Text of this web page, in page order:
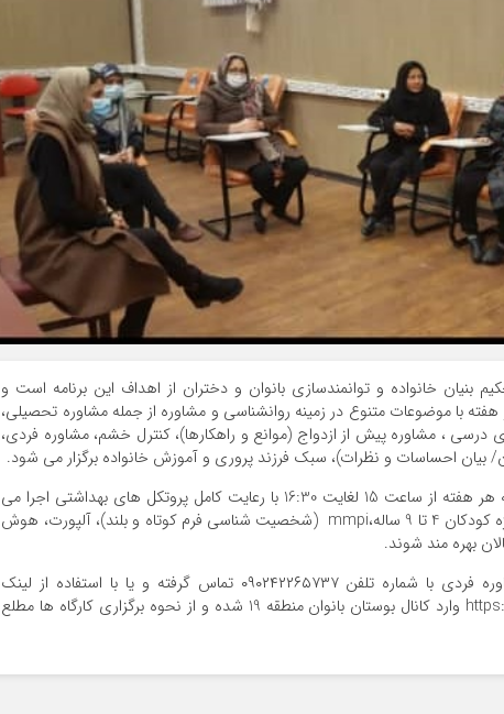
شهرداری منطقه 19،کمک به تحکیم بنیان خانواده و توانمندسازی بانوان و دختران از اهداف این برنامه است و
با موضوعات متنوع در زمینه روانشناسی و مشاوره از جمله مشاوره تحصيلي،
درسي ، مشاوره پيش از ازدواج (موانع و راهكارها)، كنترل خشم، مشاوره فردي،
احساسات و نظرات)، سبك فرزند پروري و آموزش خانواده برگزار می شود.
همچنین در کنار این برنامه که روزهای دوشنبه و پنجشنبه هر هفته از ساعت 15 لغایت 16:30 با رعایت کامل پروتکل های بهداشتی اجرا می
شود، شهروندان می توانند از انواع تست های نقاشي ویژه کودکان 4 تا 9 ساله،mmpi (شخصيت شناسي فرم كوتاه و بلند)، آلپورت، هوش
علاقمندان مي توانند به منظور شركت در كارگاه و مشاوره فردي با شماره تلفن ۰۹۰۲۴۲۲۶۵۷۳۷ تماس گرفته و يا با استفاده از لینک
https://chat.whatsapp.com/GepPTtz1aT1CvX55PMdiLD وارد كانال بوستان بانوان منطقه 19 شده و از نحوه برگزاري كارگاه ها مطلع